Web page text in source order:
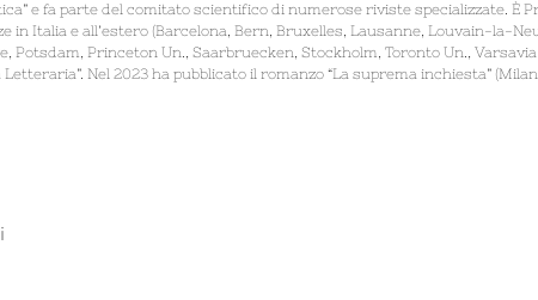
e fa parte del comitato scientifico di numerose riviste specializzate. È
Italia e all’estero (Barcelona, Bern, Bruxelles, Lausanne, Louvain-la-
Potsdam, Princeton Un., Saarbruecken, Stockholm, Toronto Un.,
Nel 2023 ha pubblicato il romanzo “La suprema inchiesta”